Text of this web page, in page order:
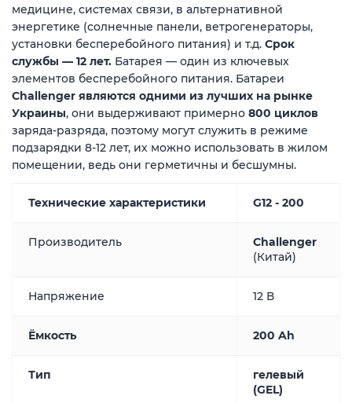
медицине, системах связи, в альтернативной
энергетике (солнечные панели, ветрогенераторы,
установки бесперебойного питания) и т.д. Срок
службы — 12 лет. Батарея ― один из ключевых
элементов бесперебойного питания. Батареи
Challenger являются одними из лучших на рынке
Украины, они выдерживают примерно 800 циклов
заряда-разряда, поэтому могут служить в режиме
подзарядки 8-12 лет, их можно использовать в жилом
помещении, ведь они герметичны и бесшумны.
Технические характеристики G12 - 200
Производитель
Challenger
(Китай)
Напряжение 12 В
Ёмкость 200 Ah
Тип
гелевый
(GEL)